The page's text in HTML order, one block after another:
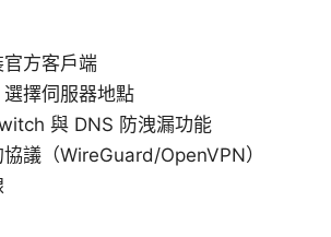
方客戶端
擇伺服器地點
與 DNS 防洩漏功能
議（WireGuard/OpenVPN）